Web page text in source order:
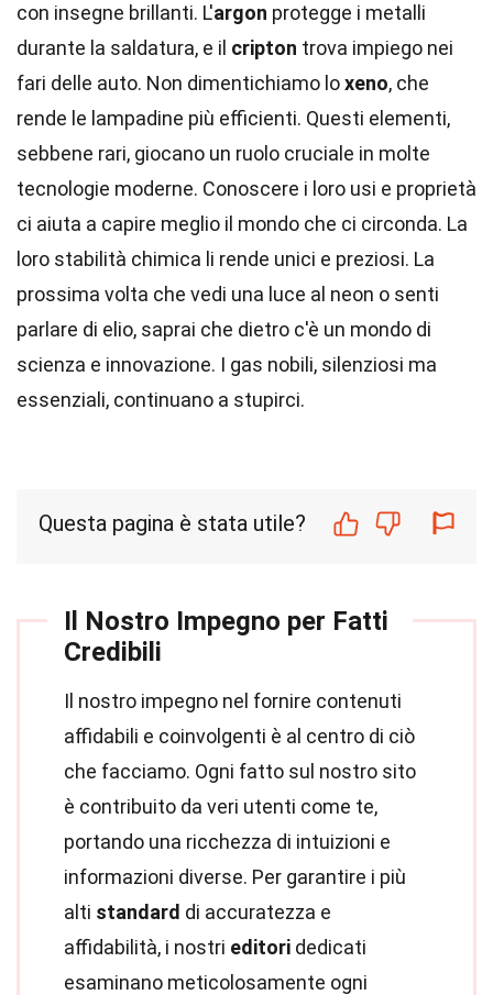
con insegne brillanti. L'argon protegge i metalli
durante la saldatura, e il cripton trova impiego nei
fari delle auto. Non dimentichiamo loxeno, che
rende le lampadine più efficienti. Questi elementi,
sebbene rari, giocano un ruolo cruciale in molte
tecnologie moderne. Conoscere i loro usi e proprietà
ci aiuta a capire meglio il mondo che ci circonda. La
loro stabilità chimica li rende unici e preziosi. La
prossima volta che vedi una luce al neon o senti
parlare di elio, saprai che dietro c'è un mondo di
scienza e innovazione. I gas nobili, silenziosi ma
essenziali, continuano a stupirci.
Questa pagina è stata utile?
Il Nostro Impegno per Fatti
Credibili
Il nostro impegno nel fornire contenuti
affidabili e coinvolgenti è al centro di ciò
che facciamo. Ogni fatto sul nostro sito
è contribuito da veri utenti come te,
portando una ricchezza di intuizioni e
informazioni diverse. Per garantire i più
alti standard di accuratezza e
affidabilità, i nostri editori dedicati
esaminano meticolosamente ogni